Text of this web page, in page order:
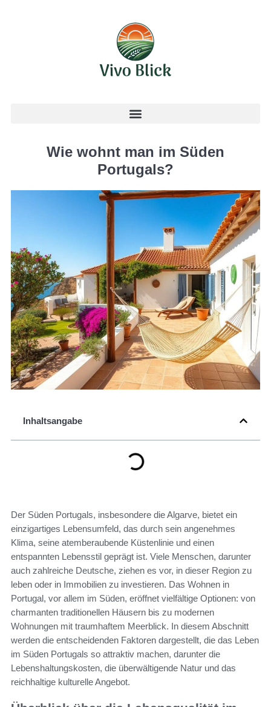
Wie wohnt man im Süden
Portugals?
Inhaltsangabe
Der Süden Portugals, insbesondere die Algarve, bietet ein
einzigartiges Lebensumfeld, das durch sein angenehmes
Klima, seine atemberaubende Küstenlinie und einen
entspannten Lebensstil geprägt ist. Viele Menschen, darunter
auch zahlreiche Deutsche, ziehen es vor, in dieser Region zu
leben oder in Immobilien zu investieren. Das Wohnen in
Portugal, vor allem im Süden, eröffnet vielfältige Optionen: von
charmanten traditionellen Häusern bis zu modernen
Wohnungen mit traumhaftem Meerblick. In diesem Abschnitt
werden die entscheidenden Faktoren dargestellt, die das Leben
im Süden Portugals so attraktiv machen, darunter die
Lebenshaltungskosten, die überwältigende Natur und das
reichhaltige kulturelle Angebot.